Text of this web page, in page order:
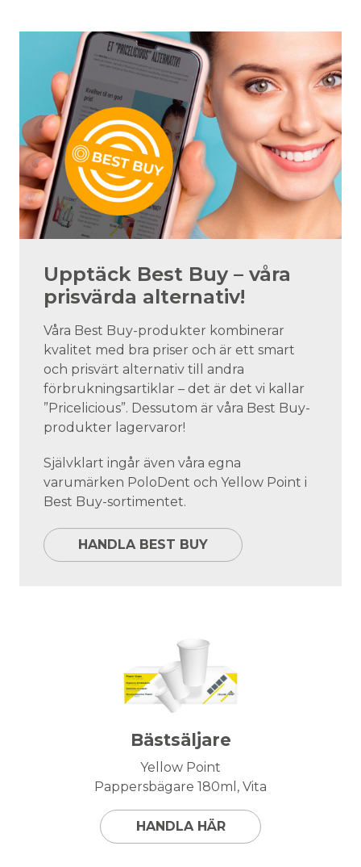
Upptäck Best Buy – våra
prisvärda alternativ!
Våra Best Buy-produkter kombinerar
kvalitet med bra priser och är ett smart
och prisvärt alternativ till andra
förbrukningsartiklar – det är det vi kallar
”Pricelicious”. Dessutom är våra Best Buy-
produkter lagervaror!
Självklart ingår även våra egna
varumärken PoloDent och Yellow Point i
Best Buy-sortimentet.
HANDLA BEST BUY
Bästsäljare
Yellow Point
Pappersbägare 180ml, Vita
HANDLA HÄR